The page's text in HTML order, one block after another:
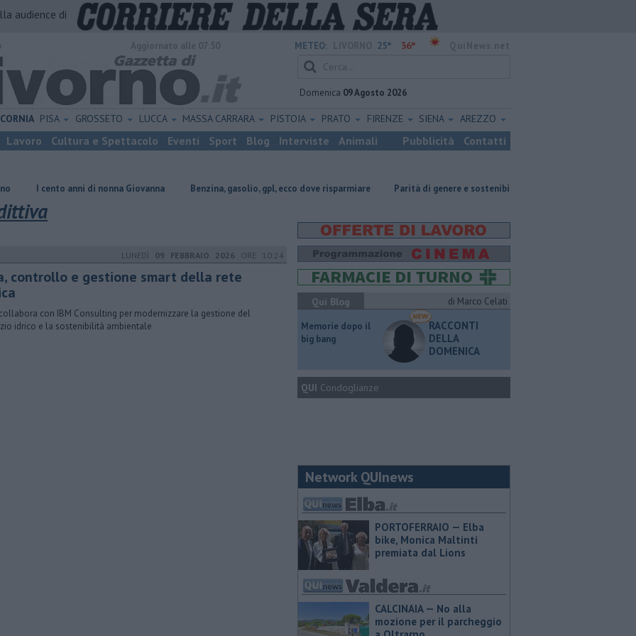
audience di
METEO: 25° 36°
Domenica 09 Agosto 2026
PISA GROSSETO LUCCA MASSA CARRARA PISTOIA PRATO FIRENZE SIENA AREZZO
Lavoro Cultura e Spettacolo Eventi Sport Blog Interviste Animali Pubblicità Contatti
anni di nonna Giovanna ​Benzina, gasolio, gpl, ecco dove risparmiare Parità di genere e sostenibilità, premi prorogati
LUNEDÌ 09 FEBBRAIO 2026 ORE 10:24
controllo e gestione smart della rete
con IBM Consulting per modernizzare la gestione del
idrico e la sostenibilità ambientale
Qui Blog di Marco Celati
Memorie dopo il
big bang
RACCONTI
DELLA
DOMENICA
QUI Condoglianze
Network QUInews
PORTOFERRAIO — Elba
bike, Monica Maltinti
premiata dal Lions
CALCINAIA — No alla
mozione per il parcheggio